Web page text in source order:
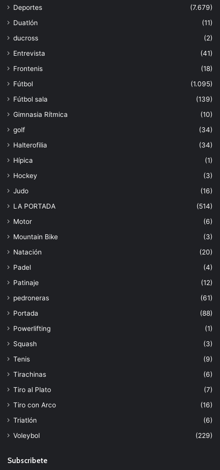
Deportes
(7.679)
Duatlón
(11)
ducross
(2)
Entrevista
(41)
Frontenis
(18)
Fútbol
(1.095)
Fútbol sala
(139)
Gimnasia Rítmica
(10)
golf
(34)
Halterofilia
(34)
Hípica
(1)
Hockey
(3)
Judo
(16)
LA PORTADA
(514)
Motor
(6)
Mountain Bike
(3)
Natación
(20)
Padel
(4)
Patinaje
(12)
pedroneras
(61)
Portada
(88)
Powerlifting
(1)
Squash
(3)
Tenis
(9)
Tirachinas
(6)
Tiro al Plato
(7)
Tiro con Arco
(16)
Triatlón
(6)
Voleybol
(229)
Subscribete